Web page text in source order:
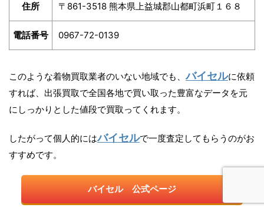
住所 〒861-3518 熊本県上益城郡山都町浜町１６８
電話番号 0967-72-0139
このような着物買取業者のいない地域でも、バイセルに依頼
すれば、出張買取で全国各地で買い取った豊富なデータを元
にしっかりとした値段で買取ってくれます。
したがって個人的にはバイセルで一度査定してもらうのがお
すすめです。
バイセル 公式ページ